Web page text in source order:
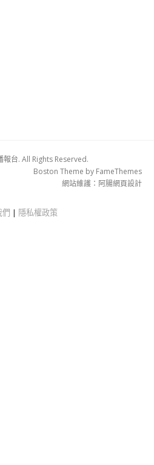
台. All Rights Reserved.
Boston Theme by FameThemes
網站維護： 阿腸網頁設計
們 | 隱私權政策